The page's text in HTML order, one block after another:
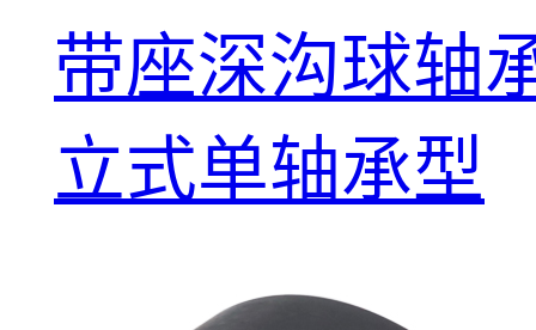
带座深沟球轴
立式单轴承型